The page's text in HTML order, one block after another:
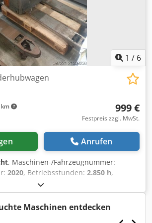
1 / 6
999 €
Festpreis zzgl. MwSt.
Anrufen
, Maschinen-/Fahrzeugnummer:
2020, Betriebsstunden: 2.850 h,
, Kraftstofftyp:
24 V, Gabellänge:1.600 mm,
, Hinterreifengröße:, Gesamtgewicht:
F20165X00739
Maschinen entdecken